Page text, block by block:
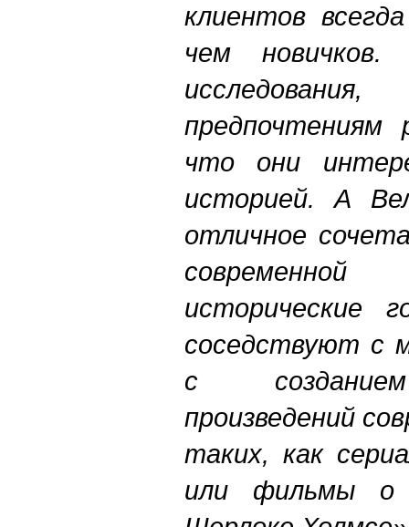
клиентов
чем новичков.
предпочтениям
что они
историей. А
отличное
исторические
соседствуют с
с
произведений
таких, как
или фильмы о